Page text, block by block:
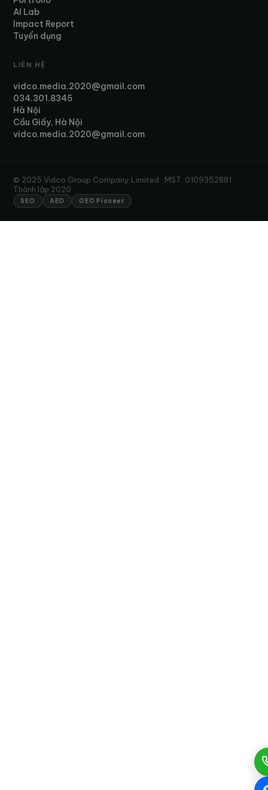
AI Lab
Impact Report
Tuyển dụng
LIÊN HỆ
vidco.media.2020@gmail.com
034.301.8345
Hà Nội
Cầu Giấy, Hà Nội
vidco.media.2020@gmail.com
© 2025 Vidco Group Company Limited · MST: 0109352881 ·
Thành lập 2020
SEO AEO GEO Pioneer